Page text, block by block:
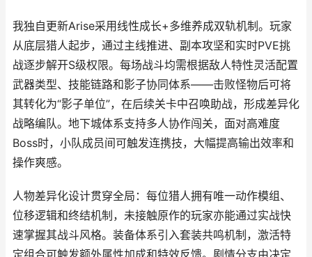
我独自更新Arise采用线性成长+多维养成双轨机制。玩家
从底层猎人起步，通过主线推进、副本攻坚和实时PVE挑
战逐步解开S级权限。每场战斗均需根据敌人特性灵活配置
武器类型、技能链路和影子协同体系——击败怪物后可将
其转化为“影子单位”，在后续关卡中召唤助战，形成差异化
战略编队。地下城体系支持多人协作闯关，面对高难度
Boss时，小队成员间可触发连携技，大幅提高输出效率和
操作爽感。
人物差异化设计贯穿全局：每位猎人拥有唯一动作模组、
位移逻辑和终结机制，未接触原作的玩家亦能通过实战快
速掌握其战斗风格。装备体系引入套装共鸣机制，激活特